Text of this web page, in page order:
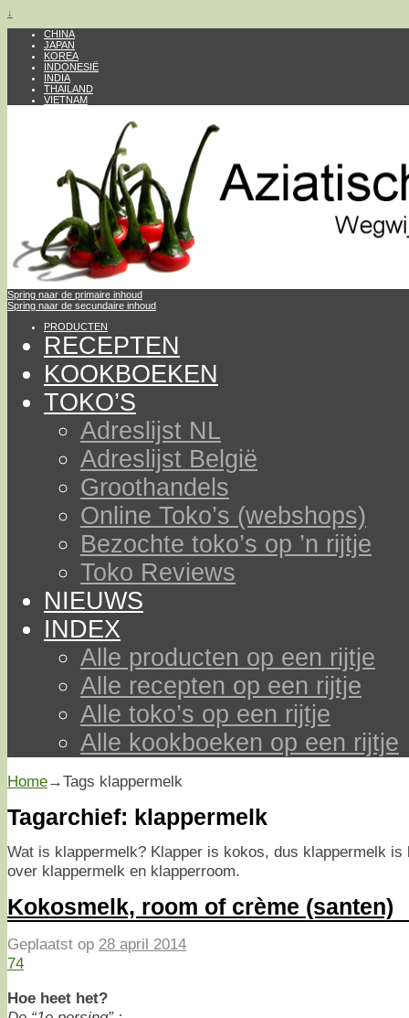
↓
CHINA
JAPAN
KOREA
INDONESIË
INDIA
THAILAND
VIETNAM
Spring naar de primaire inhoud
Spring naar de secundaire inhoud
PRODUCTEN
RECEPTEN
KOOKBOEKEN
TOKO’S
Adreslijst NL
Adreslijst België
Groothandels
Online Toko’s (webshops)
Bezochte toko’s op ’n rijtje
Toko Reviews
NIEUWS
INDEX
Alle producten op een rijtje
Alle recepten op een rijtje
Alle toko’s op een rijtje
Alle kookboeken op een rijtje
Home→Tags klappermelk
Tagarchief: klappermelk
Wat is klappermelk? Klapper is kokos, dus klappermelk
over klappermelk en klapperroom.
Kokosmelk, room of crème (santen)
Geplaatst op 28 april 2014
74
Hoe heet het?